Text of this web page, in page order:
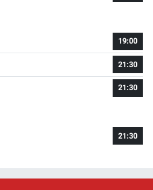
19:00
21:30
21:30
21:30